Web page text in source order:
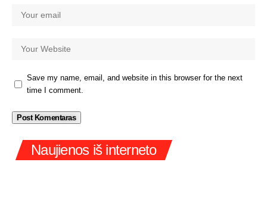
Save my name, email, and website in this browser for the next
time I comment.
Naujienos iš interneto